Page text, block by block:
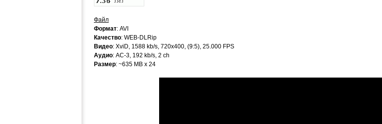
Файл
Формат: AVI
Качество: WEB-DLRip
Видео: XviD, 1588 kb/s, 720x400, (9:5), 25.000 FPS
Аудио: AC-3, 192 kb/s, 2 ch
Размер: ~635 MB x 24